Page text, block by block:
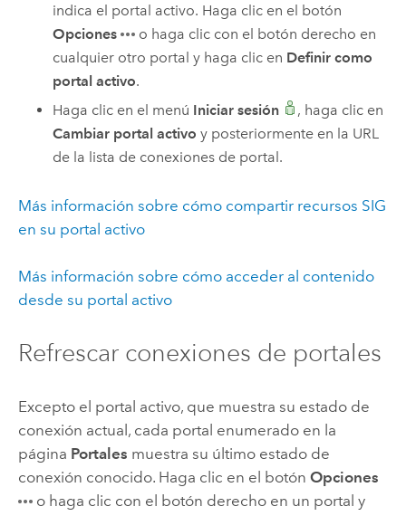
indica el portal activo. Haga clic en el botón
Opciones
o haga clic con el botón derecho en
cualquier otro portal y haga clic en Definir como
portal activo.
Haga clic en el menú Iniciar sesión
, haga clic en
Cambiar portal activo y posteriormente en la URL
de la lista de conexiones de portal.
Más información sobre cómo compartir recursos SIG
en su portal activo
Más información sobre cómo acceder al contenido
desde su portal activo
Refrescar conexiones de portales
Excepto el portal activo, que muestra su estado de
conexión actual, cada portal enumerado en la
página Portales muestra su último estado de
conexión conocido. Haga clic en el botón Opciones
o haga clic con el botón derecho en un portal y